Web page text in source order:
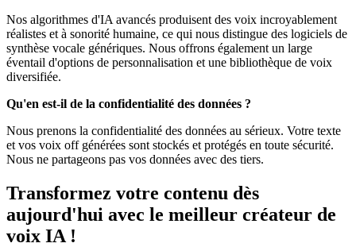
Nos algorithmes d'IA avancés produisent des voix incroyablement
réalistes et à sonorité humaine, ce qui nous distingue des logiciels de
synthèse vocale génériques. Nous offrons également un large
éventail d'options de personnalisation et une bibliothèque de voix
diversifiée.
Qu'en est-il de la confidentialité des données ?
Nous prenons la confidentialité des données au sérieux. Votre texte
et vos voix off générées sont stockés et protégés en toute sécurité.
Nous ne partageons pas vos données avec des tiers.
Transformez votre contenu dès
aujourd'hui avec le meilleur créateur de
voix IA !